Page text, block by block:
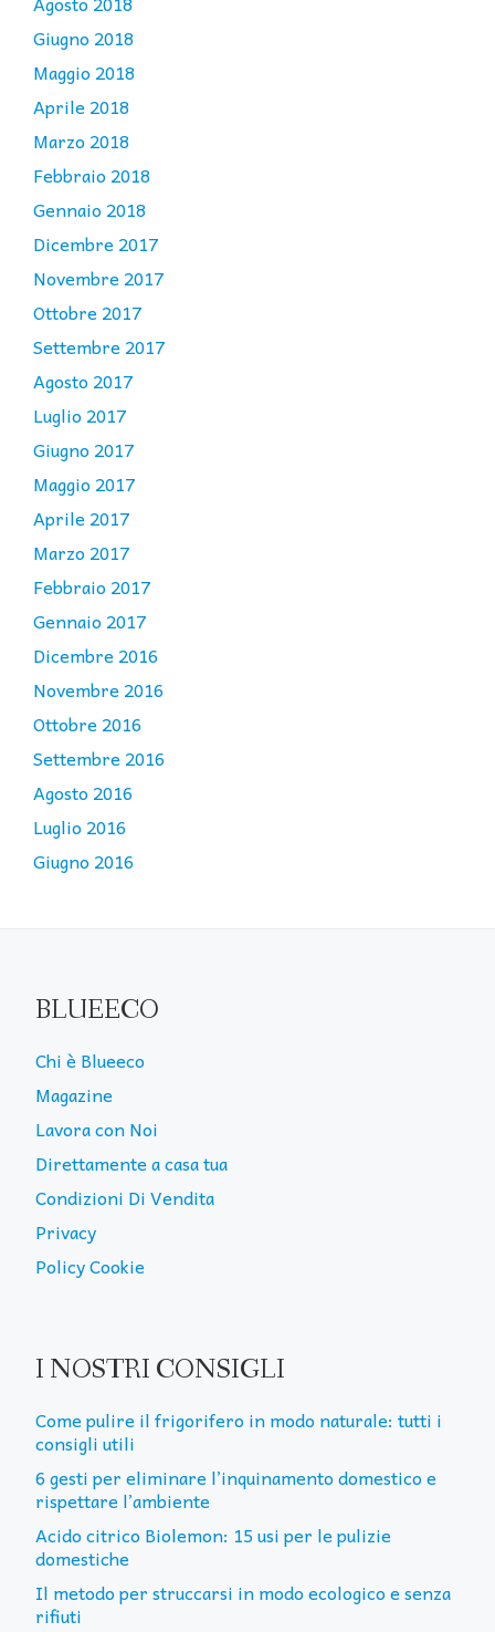
Giugno 2018
Maggio 2018
Aprile 2018
Marzo 2018
Febbraio 2018
Gennaio 2018
Dicembre 2017
Novembre 2017
Ottobre 2017
Settembre 2017
Agosto 2017
Luglio 2017
Giugno 2017
Maggio 2017
Aprile 2017
Marzo 2017
Febbraio 2017
Gennaio 2017
Dicembre 2016
Novembre 2016
Ottobre 2016
Settembre 2016
Agosto 2016
Luglio 2016
Giugno 2016
BLUEECO
Chi è Blueeco
Magazine
Lavora con Noi
Direttamente a casa tua
Condizioni Di Vendita
Privacy
Policy Cookie
I NOSTRI CONSIGLI
Come pulire il frigorifero in modo naturale: tutti i
consigli utili
6 gesti per eliminare l’inquinamento domestico e
rispettare l’ambiente
Acido citrico Biolemon: 15 usi per le pulizie
domestiche
Il metodo per struccarsi in modo ecologico e senza
rifiuti